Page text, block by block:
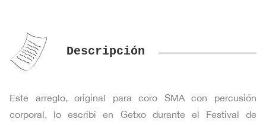
Descripción
Este arreglo, original para coro SMA con percusión
corporal, lo escribí en Getxo durante el Festival de